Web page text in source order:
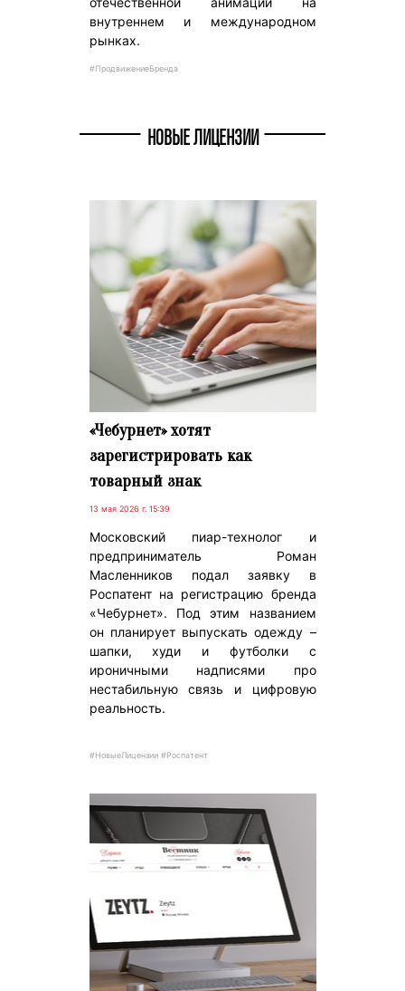
внутреннем и международном
рынках.
#ПродвижениеБренда
НОВЫЕ ЛИЦЕНЗИИ
«Чебурнет» хотят
зарегистрировать как
товарный знак
13 мая 2026 г. 15:39
Московский пиар-технолог и
предприниматель Роман
Масленников подал заявку в
Роспатент на регистрацию бренда
«Чебурнет». Под этим названием
он планирует выпускать одежду –
шапки, худи и футболки с
ироничными надписями про
нестабильную связь и цифровую
реальность.
#НовыеЛицензии #Роспатент